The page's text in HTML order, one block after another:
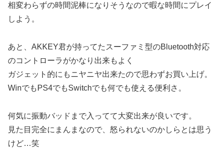
相変わらずの時間泥棒になりそうなので暇な時間にプレイ
しよう。
あと、AKKEY君が持ってたスーファミ型のBluetooth対応
のコントローラがかなり出来もよく
ガジェット的にもニヤニヤ出来たので思わずお買い上げ。
WinでもPS4でもSwitchでも何でも使える便利さ。
何気に振動バッドまで入ってて大変出来が良いです。
見た目完全にまんまなので、怒られないのかしらとは思う
けど…笑